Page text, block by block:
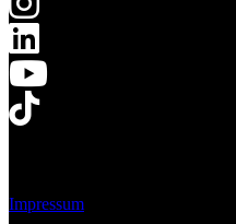
Impressum